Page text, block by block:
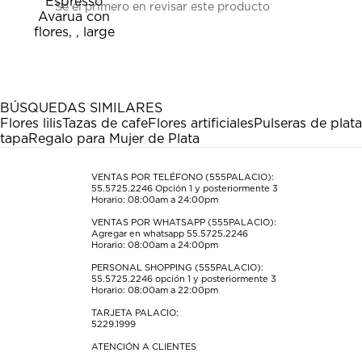
para
calificar
el
estrella
Esta
acción
abrirá
formulario
para
calificar
el
estrellas.
Esta
acción
abrirá
formulario
de
para
el
estrellas.
Esta
acción
abrirá
formulario
de
para
estrellas.
Esta
acción
abrirá
formulario
de
para
acción
abrirá
formulario
de
envío.
Sé el primero en revisar este producto
BÚSQUEDAS SIMILARES
Flores lilisTazas de cafeFlores artificialesPulseras de
tapaRegalo para Mujer de Plata
VENTAS POR TELÉFONO (555PALACIO):
55.5725.2246 Opción 1 y posteriormente 3
Horario: 08:00am a 24:00pm
VENTAS POR WHATSAPP (555PALACIO):
Agregar en whatsapp 55.5725.2246
Horario: 08:00am a 24:00pm
PERSONAL SHOPPING (555PALACIO):
55.5725.2246 opción 1 y posteriormente 3
Horario: 08:00am a 22:00pm
TARJETA PALACIO:
5229.1999
ATENCIÓN A CLIENTES